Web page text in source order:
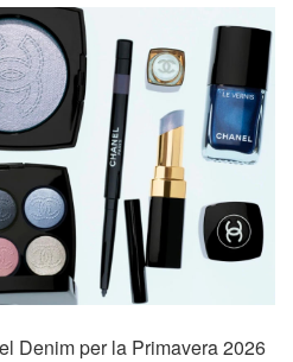
Denim per la Primavera 2026